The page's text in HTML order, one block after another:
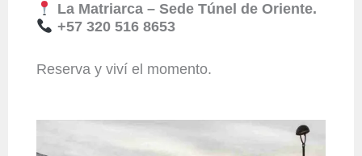
La Matriarca – Sede Túnel de Oriente.
+57 320 516 8653
Reserva y viví el momento.